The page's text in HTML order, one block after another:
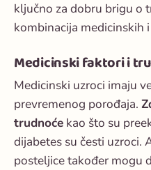
ključno za dobru brigu o
kombinacija medicinskih
Medicinski faktori i
Medicinski uzroci imaju
prevremenog porođaja.
trudnoće kao što su
dijabetes su česti uzroci.
posteljice također mogu